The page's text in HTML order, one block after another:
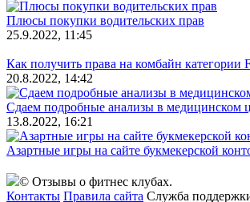
Плюсы покупки водительских прав
25.9.2022, 11:45
Как получить права на комбайн категории
20.8.2022, 14:42
Сдаем подробные анализы в медицинском
13.8.2022, 16:21
Азартные игры на сайте букмекерской
© Отзывы о фитнес клубах.
Контакты Правила сайта Служба